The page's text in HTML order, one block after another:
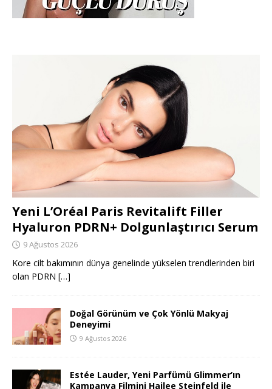
Yeni L’Oréal Paris Revitalift Filler
Hyaluron PDRN+ Dolgunlaştırıcı Serum
9 Ağustos 2026
Kore cilt bakımının dünya genelinde yükselen trendlerinden biri
olan PDRN […]
Doğal Görünüm ve Çok Yönlü Makyaj
Deneyimi
9 Ağustos 2026
Estée Lauder, Yeni Parfümü Glimmer’ın
Kampanya Filmini Hailee Steinfeld ile